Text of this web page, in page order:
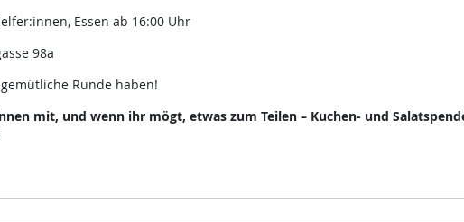
Essen ab 16:00 Uhr
98a
Runde haben!
mit, und wenn ihr mögt, etwas zum Teilen – Kuchen- und